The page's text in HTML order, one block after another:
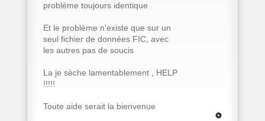
problème toujours identique
Et le problème n'existe que sur un
seul fichier de données FIC, avec
les autres pas de soucis
La je sèche lamentablement , HELP
!!!!!
Toute aide serait la bienvenue